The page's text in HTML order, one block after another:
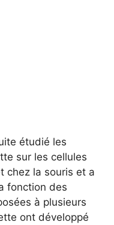
étudié les
sur les cellules
chez la souris et a
fonction des
à plusieurs
ont développé